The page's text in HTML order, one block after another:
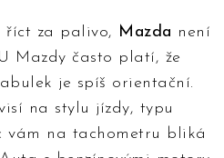
říct za palivo, Mazda není
Mazdy často platí, že
je spíš orientační.
na stylu jízdy, typu
vám na tachometru bliká